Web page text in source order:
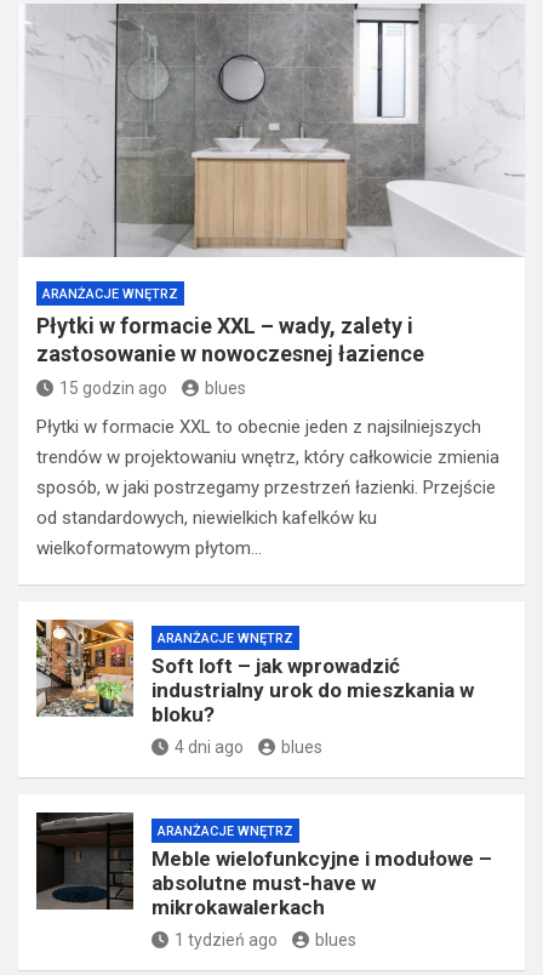
ARANŻACJE WNĘTRZ
Płytki w formacie XXL – wady, zalety i
zastosowanie w nowoczesnej łazience
15 godzin ago blues
Płytki w formacie XXL to obecnie jeden z najsilniejszych
trendów w projektowaniu wnętrz, który całkowicie zmienia
sposób, w jaki postrzegamy przestrzeń łazienki. Przejście
od standardowych, niewielkich kafelków ku
wielkoformatowym płytom…
ARANŻACJE WNĘTRZ
Soft loft – jak wprowadzić
industrialny urok do mieszkania w
bloku?
4 dni ago blues
ARANŻACJE WNĘTRZ
Meble wielofunkcyjne i modułowe –
absolutne must-have w
mikrokawalerkach
1 tydzień ago blues